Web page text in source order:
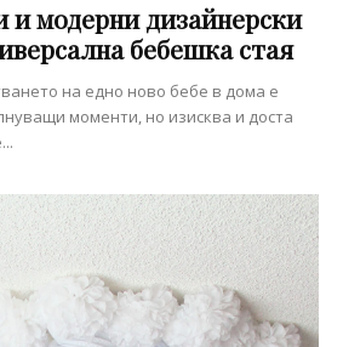
модерни дизайнерски
бебешка стая
на едно ново бебе в дома е
моменти, но изисква и доста